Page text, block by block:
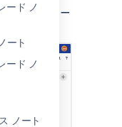
ード ノ
ート
ード ノ
ノート
ト: エディター